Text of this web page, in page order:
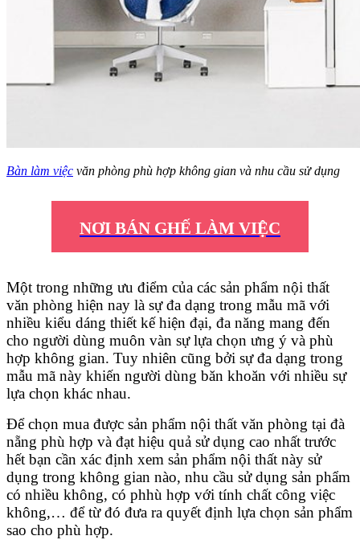
Bàn làm việc văn phòng phù hợp không gian và nhu cầu sử dụng
NƠI BÁN GHẾ LÀM VIỆC
Một trong những ưu điểm của các sản phẩm nội thất
văn phòng hiện nay là sự đa dạng trong mẫu mã với
nhiều kiểu dáng thiết kế hiện đại, đa năng mang đến
cho người dùng muôn vàn sự lựa chọn ưng ý và phù
hợp không gian. Tuy nhiên cũng bởi sự đa dạng trong
mẫu mã này khiến người dùng băn khoăn với nhiều sự
lựa chọn khác nhau.
Để chọn mua được sản phẩm nội thất văn phòng tại đà
nẵng phù hợp và đạt hiệu quả sử dụng cao nhất trước
hết bạn cần xác định xem sản phẩm nội thất này sử
dụng trong không gian nào, nhu cầu sử dụng sản phẩm
có nhiều không, có phhù hợp với tính chất công việc
không,… để từ đó đưa ra quyết định lựa chọn sản phẩm
sao cho phù hợp.